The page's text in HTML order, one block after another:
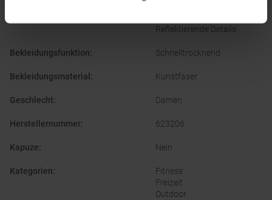
Reflektierende Details
Bekleidungsfunktion: Schnelltrocknend
Bekleidungsmaterial : Kunstfaser
Geschlecht: Damen
Herstellernummer: 623206
Kapuze: Nein
Kategorien:
Fitness
Freizeit
Outdoor